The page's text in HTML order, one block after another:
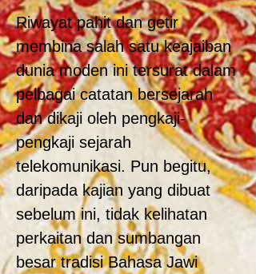
Riwayat pahit dan getir
membina salah satu keajaiban
dunia moden ini tersurat dalam
pelbagai catatan bersejarah
dan dikaji oleh pengkaji-
pengkaji sejarah
telekomunikasi. Pun begitu,
daripada kajian yang dibuat
sebelum ini, tidak kelihatan
perkaitan dan sumbangan
besar tradisi Bahasa Jawi